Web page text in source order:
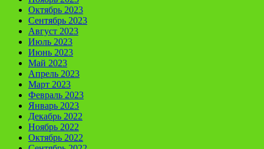
Октябрь 2023
Сентябрь 2023
Август 2023
Июль 2023
Июнь 2023
Май 2023
Апрель 2023
Март 2023
Февраль 2023
Январь 2023
Декабрь 2022
Ноябрь 2022
Октябрь 2022